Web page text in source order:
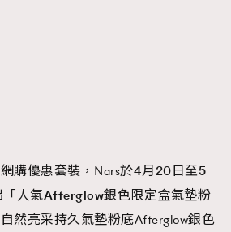
購優惠套裝，Nars於4月 20日至5
人氣Afterglow銀色限定盒氣墊粉
然亮采持久氣墊粉底Afterglow銀色